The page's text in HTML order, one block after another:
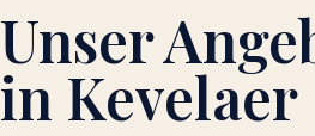
Unser
in Kevelaer